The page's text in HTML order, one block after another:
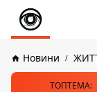
Новини
ТОПТЕМА: